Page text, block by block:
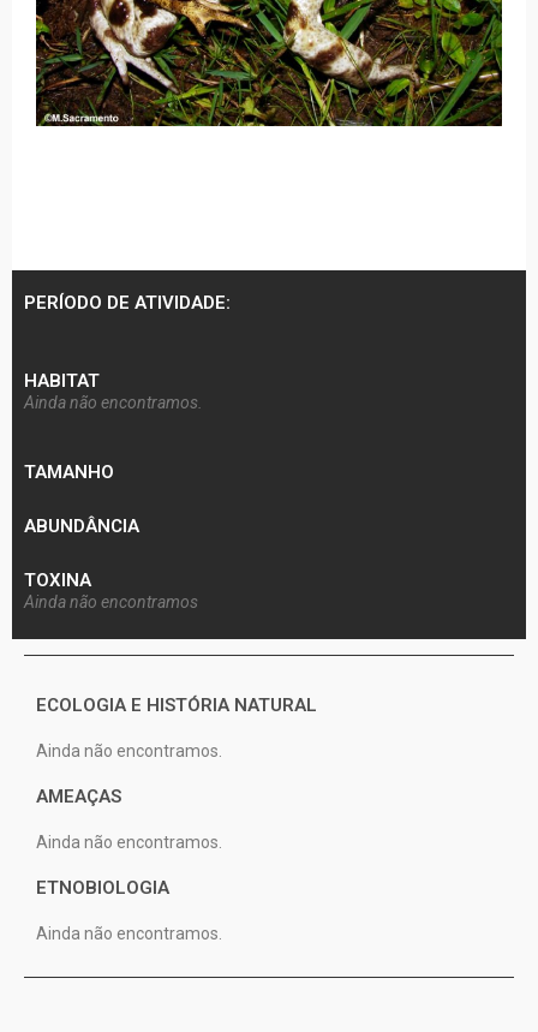
PERÍODO DE ATIVIDADE:
HABITAT
Ainda não encontramos.
TAMANHO
ABUNDÂNCIA
TOXINA
Ainda não encontramos
ECOLOGIA E HISTÓRIA NATURAL
Ainda não encontramos.
AMEAÇAS
Ainda não encontramos.
ETNOBIOLOGIA
Ainda não encontramos.